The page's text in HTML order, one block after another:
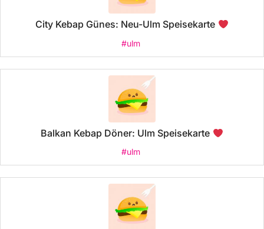
City Kebap Günes: Neu-Ulm Speisekarte
#ulm
Balkan Kebap Döner: Ulm Speisekarte
#ulm